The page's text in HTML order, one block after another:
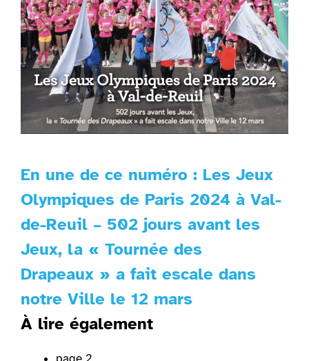
En une de ce numéro : Les Jeux
Olympiques de Paris 2024 à Val-
de-Reuil – 502 jours avant les
Jeux, la « Tournée des
Drapeaux » a fait escale dans
notre Ville le 12 mars
À lire également